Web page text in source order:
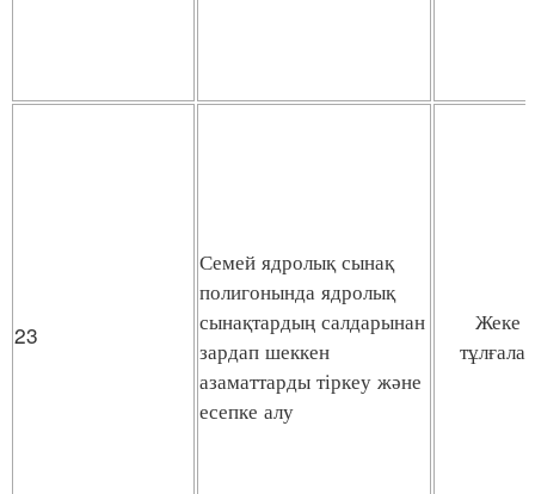
23
Семей ядролық сынақ
полигонында ядролық
сынақтардың салдарынан
зардап шеккен
азаматтарды тіркеу және
есепке алу
Жеке
тұлғалар